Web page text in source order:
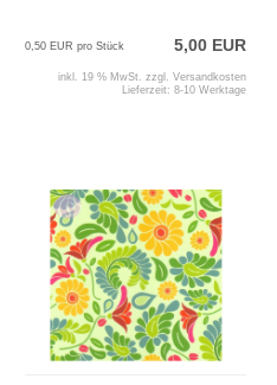
5,00 EUR
0,50 EUR pro Stück
inkl. 19 % MwSt. zzgl. Versandkosten
Lieferzeit: 8-10 Werktage